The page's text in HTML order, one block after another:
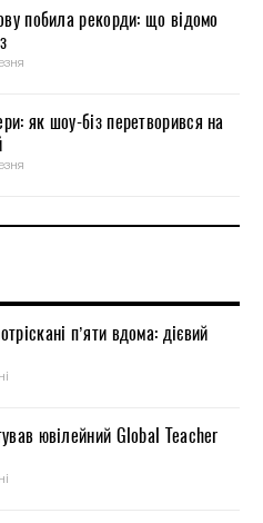
побила рекорди: що відомо
як шоу-біз перетворився на
п’яти вдома: дієвий
ювілейний Global Teacher